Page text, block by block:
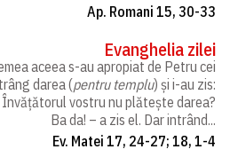
Ap. Romani 15, 30-33
Evanghelia zilei
aceea s-au apropiat de Petru cei
darea (pentru templu) și i-au zis:
Învățătorul vostru nu plătește darea?
Ba da! – a zis el. Dar intrând...
Ev. Matei 17, 24-27; 18, 1-4